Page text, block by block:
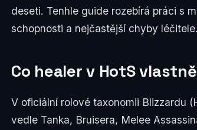
deseti. Tenhle guide rozebírá práci s
schopnosti a nejčastější chyby léčitele.
Co healer v HotS
V oficiální rolové taxonomii Blizzardu
vedle Tanka, Bruisera, Melee